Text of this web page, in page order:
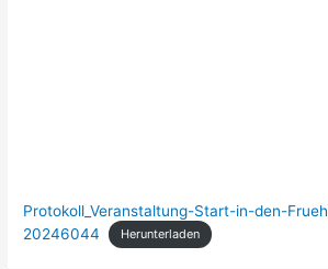
Protokoll_Veranstaltung-Start-in-den-
20246044
Herunterladen